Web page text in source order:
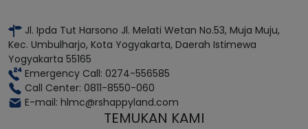
Jl. Ipda Tut Harsono Jl. Melati Wetan No.53, Muja Muju,
Kec. Umbulharjo, Kota Yogyakarta, Daerah Istimewa
Yogyakarta 55165
Emergency Call: 0274-556585
Call Center: 0811-8550-060
E-mail: hlmc@rshappyland.com
TEMUKAN KAMI